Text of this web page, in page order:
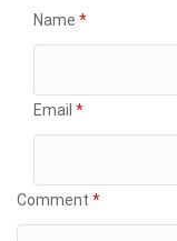
Name *
Email *
Comment *